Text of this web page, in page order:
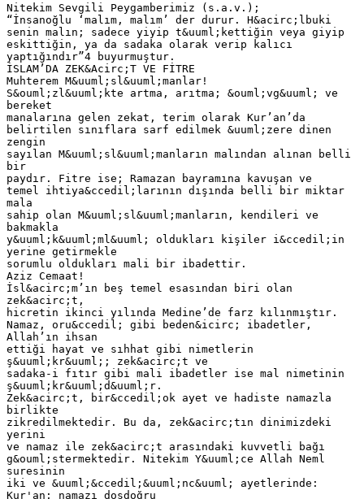
Nitekim Sevgili Peygamberimiz (s.a.v.);
“İnsanoğlu ‘malım, malım’ der durur. H&acirc;lbuki
senin malın; sadece yiyip t&uuml;kettiğin veya giyip
eskittiğin, ya da sadaka olarak verip kalıcı
yaptığındır”4 buyurmuştur.
İSLAM’DA ZEK&Acirc;T VE FİTRE
Muhterem M&uuml;sl&uuml;manlar!
S&ouml;zl&uuml;kte artma, arıtma; &ouml;vg&uuml; ve
bereket
manalarına gelen zekat, terim olarak Kur’an’da
belirtilen sınıflara sarf edilmek &uuml;zere dinen
zengin
sayılan M&uuml;sl&uuml;manların malından alınan belli
bir
paydır. Fitre ise; Ramazan bayramına kavuşan ve
temel ihtiya&ccedil;larının dışında belli bir miktar
mala
sahip olan M&uuml;sl&uuml;manların, kendileri ve
bakmakla
y&uuml;k&uuml;ml&uuml; oldukları kişiler i&ccedil;in
yerine getirmekle
sorumlu oldukları mali bir ibadettir.
Aziz Cemaat!
İsl&acirc;m’ın beş temel esasından biri olan
zek&acirc;t,
hicretin ikinci yılında Medine’de farz kılınmıştır.
Namaz, oru&ccedil; gibi beden&icirc; ibadetler,
Allah’ın ihsan
ettiği hayat ve sıhhat gibi nimetlerin
ş&uuml;kr&uuml;; zek&acirc;t ve
sadaka-i fıtır gibi mali ibadetler ise mal nimetinin
ş&uuml;kr&uuml;d&uuml;r.
Zek&acirc;t, bir&ccedil;ok ayet ve hadiste namazla
birlikte
zikredilmektedir. Bu da, zek&acirc;tın dinimizdeki
yerini
ve namaz ile zek&acirc;t arasındaki kuvvetli bağı
g&ouml;stermektedir. Nitekim Y&uuml;ce Allah Neml
suresinin
iki ve &uuml;&ccedil;&uuml;nc&uuml; ayetlerinde:
Kur'an; namazı dosdoğru